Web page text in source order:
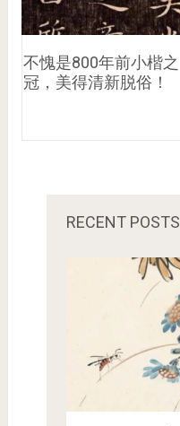
不愧是800年前小楷之
冠，美得清新脱俗！
RECENT POSTS